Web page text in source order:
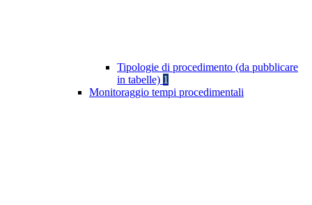
Tipologie di procedimento (da pubblicare
in tabelle) 1
Monitoraggio tempi procedimentali